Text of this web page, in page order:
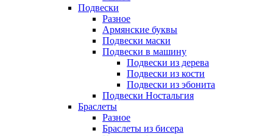
Подвески
Разное
Армянские буквы
Подвески маски
Подвески в машину
Подвески из дерева
Подвески из кости
Подвески из эбонита
Подвески Ностальгия
Браслеты
Разное
Браслеты из бисера